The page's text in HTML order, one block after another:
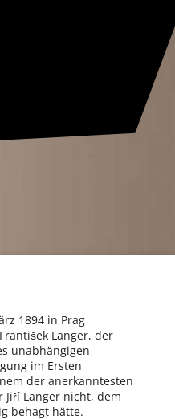
1894 in Prag
Langer, der
unabhängigen
im Ersten
der anerkanntesten
Langer nicht, dem
behagt hätte.